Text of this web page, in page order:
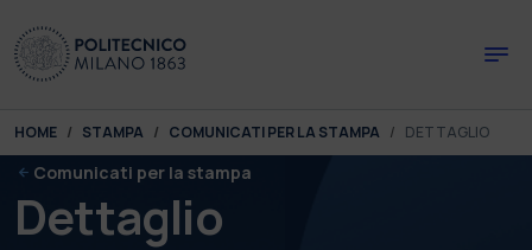
You are here:
HOME STAMPA COMUNICATI PER LA STAMPA DETTAGLIO
Comunicati per la stampa
Dettaglio